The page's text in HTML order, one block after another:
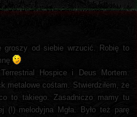
groszy od siebie wrzucić. Robię to
Hospice i Deus Mortem.
metalowe cośtam. Stwierdziłem, że
to takiego. Zasadniczo mamy tu
(!) melodyjna Mgła. Było też parę